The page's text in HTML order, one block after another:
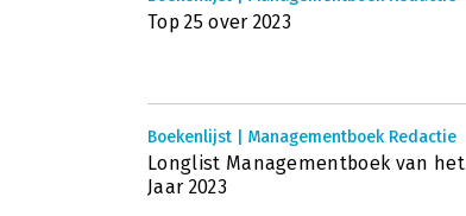
Top 25 over 2023
Boekenlijst | Managementboek Redactie
Longlist Managementboek van het
Jaar 2023